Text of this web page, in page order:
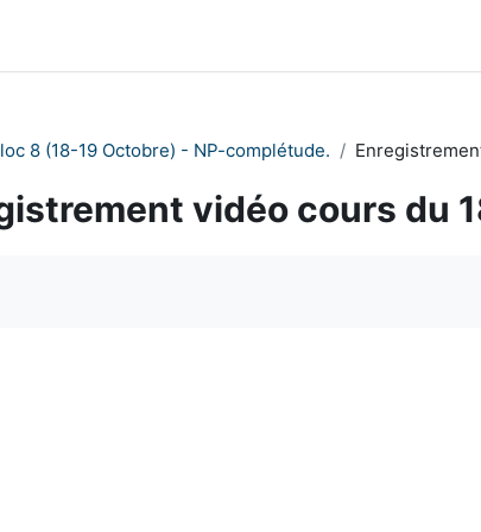
8 (18-19 Octobre) - NP-complétude.
vidéo cours du